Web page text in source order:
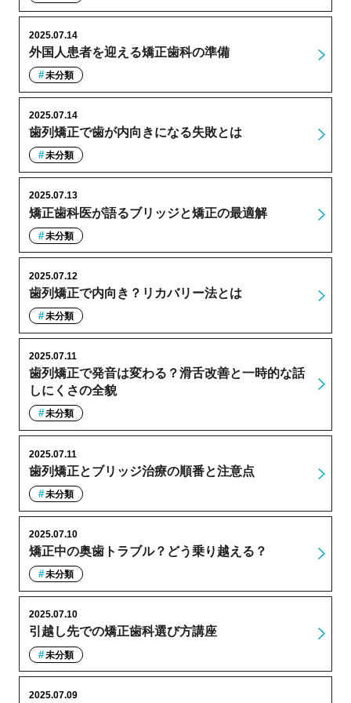
外国人患者を迎える矯正歯科の準備
2025.07.14
未分類
歯列矯正で歯が内向きになる失敗とは
2025.07.14
未分類
矯正歯科医が語るブリッジと矯正の最適解
2025.07.13
未分類
歯列矯正で内向き？リカバリー法とは
2025.07.12
未分類
歯列矯正で発音は変わる？滑舌改善と一時的な話
しにくさの全貌
2025.07.11
未分類
歯列矯正とブリッジ治療の順番と注意点
2025.07.11
未分類
矯正中の奥歯トラブル？どう乗り越える？
2025.07.10
未分類
引越し先での矯正歯科選び方講座
2025.07.10
未分類
2025.07.09